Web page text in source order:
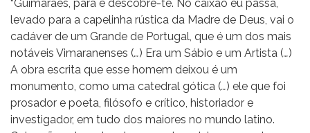
“Guimarães, para e descobre-te. No caixão eu passa,
levado para a capelinha rústica da Madre de Deus, vai o
cadáver de um Grande de Portugal, que é um dos mais
notáveis Vimaranenses (…) Era um Sábio e um Artista (…)
A obra escrita que esse homem deixou é um
monumento, como uma catedral gótica (…) ele que foi
prosador e poeta, filósofo e crítico, historiador e
investigador, em tudo dos maiores no mundo latino.